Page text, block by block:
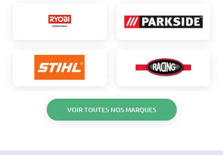
VOIR TOUTES NOS MARQUES